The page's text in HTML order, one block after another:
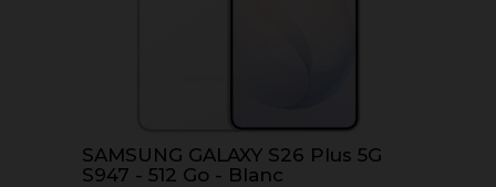
SAMSUNG GALAXY S26 Plus 5G
S947 - 512 Go - Blanc